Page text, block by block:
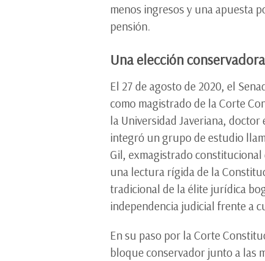
menos ingresos y una apuesta
pensión.
Una elección conservadora
El 27 de agosto de 2020, el
como magistrado de la Corte
la Universidad Javeriana,
integró un grupo de estudio
Gil, exmagistrado
una lectura rígida de la
tradicional de la élite jurídica
independencia judicial frente a
En su paso por la Corte
bloque conservador junto a las